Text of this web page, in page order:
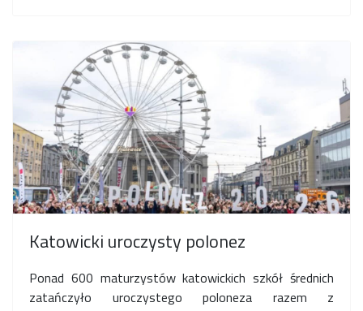
Katowicki uroczysty polonez
Ponad 600 maturzystów katowickich szkół średnich
zatańczyło uroczystego poloneza razem z